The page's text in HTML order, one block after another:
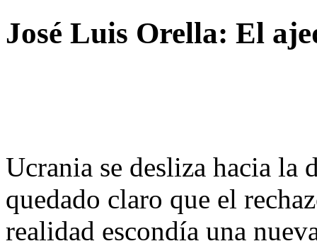
José Luis Orella: El
Ucrania se desliza hacia
quedado claro que el
realidad escondía una